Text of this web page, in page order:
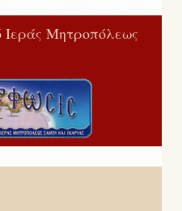
Ιεράς Μητροπόλεως